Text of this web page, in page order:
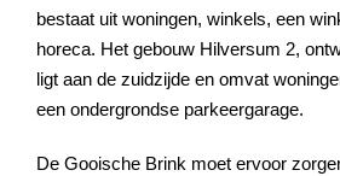
bestaat uit woningen, winkels, een
horeca. Het gebouw Hilversum 2,
ligt aan de zuidzijde en omvat
een ondergrondse parkeergarage.
De Gooische Brink moet ervoor